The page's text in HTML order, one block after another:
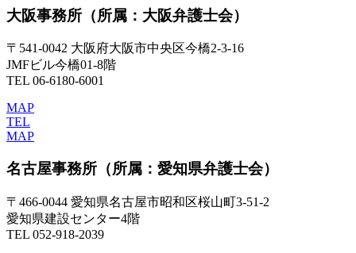
大阪事務所 （所属：大阪弁護士会）
〒541-0042 大阪府大阪市中央区今橋2-3-16
JMFビル今橋01-8階
TEL 06-6180-6001
MAP
TEL
MAP
名古屋事務所 （所属：愛知県弁護士会）
〒466-0044 愛知県名古屋市昭和区桜山町3-51-2
愛知県建設センター4階
TEL 052-918-2039